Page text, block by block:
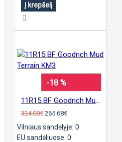
Į krepšelį
-18 %
324.00€ 265.68€
Vilniaus sandėlyje: 0
EU sandėliuose: 0